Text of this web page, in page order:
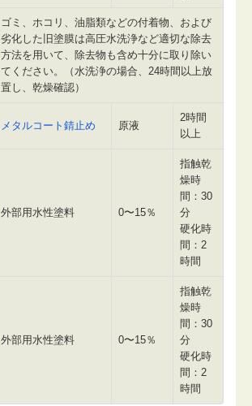
ゴミ、ホコリ、油脂類などの付着物、および
劣化した旧塗膜は高圧水洗浄など適切な除去
方法を用いて、除去物も含め十分に取り除い
てください。（水洗浄の場合、24時間以上放
置し、乾燥確認）
メタルコート錆止め 原液
2時間
以上
外部用水性塗料 0〜15％
指触乾
燥時
間：30
分
硬化時
間：2
時間
外部用水性塗料 0〜15％
指触乾
燥時
間：30
分
硬化時
間：2
時間